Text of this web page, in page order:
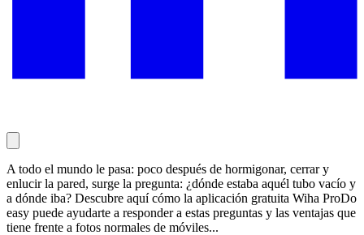
A todo el mundo le pasa: poco después de hormigonar, cerrar y
enlucir la pared, surge la pregunta: ¿dónde estaba aquél tubo vacío y
a dónde iba? Descubre aquí cómo la aplicación gratuita Wiha ProDo
easy puede ayudarte a responder a estas preguntas y las ventajas que
tiene frente a fotos normales de móviles...